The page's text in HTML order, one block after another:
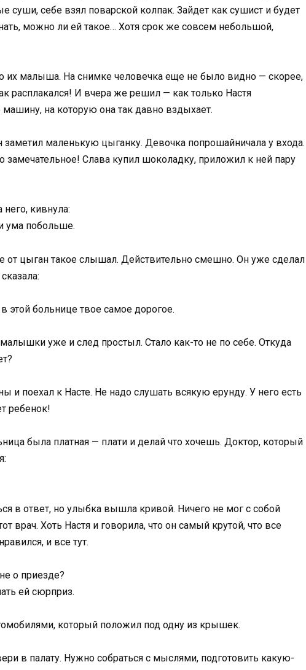
себе взял поварской колпак. Зайдет как сушист и будет
можно ли ей такое… Хотя срок же совсем небольшой,
их малыша. На снимке человечка еще не было видно — скорее,
расплакался! И вчера же решил — как только Настя
на которую она так давно вздыхает.
заметил маленькую цыганку. Девочка попрошайничала у входа.
замечательное! Слава купил шоколадку, приложил к ней пару
кивнула:
ума побольше.
от цыган такое слышал. Действительно смешно. Он уже сделал
этой больнице твое самое дорогое.
уже и след простыл. Стало как-то не по себе. Откуда
и поехал к Насте. Не надо слушать всякую ерунду. У него есть
ребенок!
была платная — плати и делай что хочешь. Доктор, который
в ответ, но улыбка вышла кривой. Ничего не мог с собой
врач. Хоть Настя и говорила, что он самый крутой, что все
и все тут.
о приезде?
ей сюрприз.
который положил под одну из крышек.
в палату. Нужно собраться с мыслями, подготовить какую-